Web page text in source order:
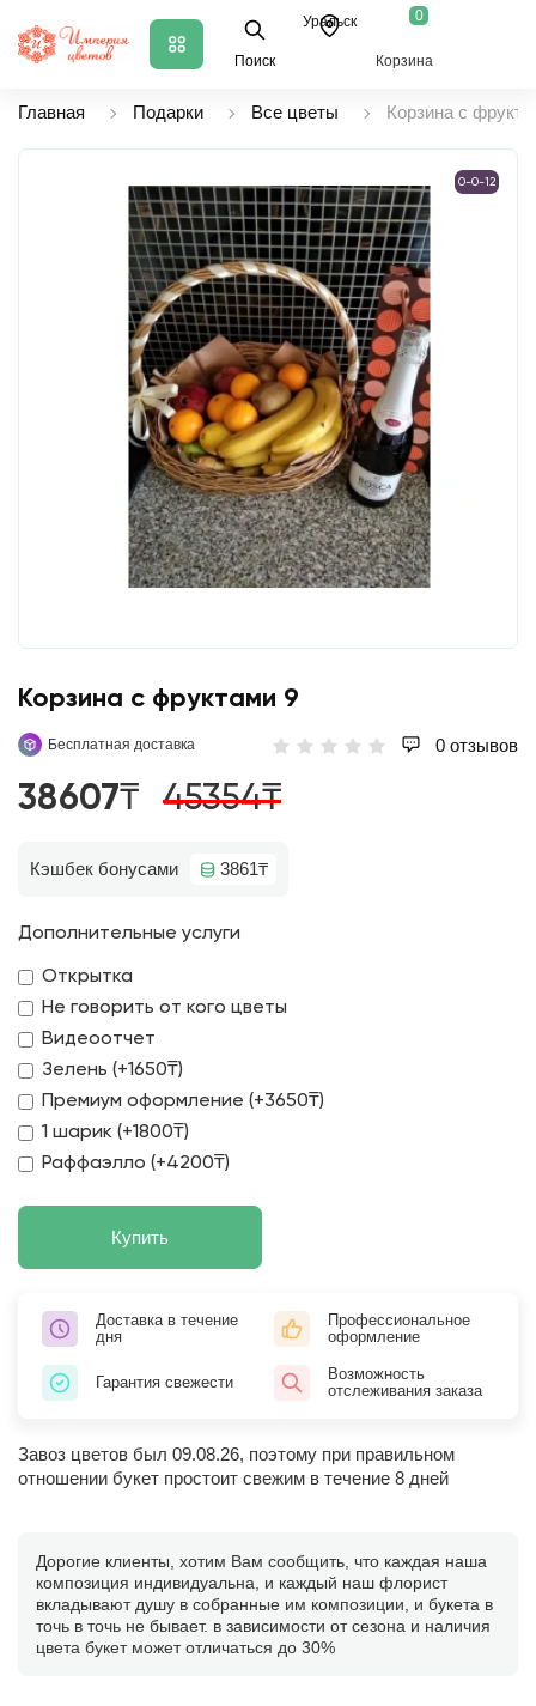
Поиск
Уральск 0
Корзина
Главная Подарки Все цветы Корзина с
0-0-12
Корзина с фруктами 9
Бесплатная доставка 0 отзывов
38607₸ 45354₸
Кэшбек бонусами 3861₸
Дополнительные услуги
Открытка
Не говорить от кого цветы
Видеоотчет
Зелень (+1650₸)
Премиум оформление (+3650₸)
1 шарик (+1800₸)
Раффаэлло (+4200₸)
Купить
Доставка в течение
дня
Профессиональное
оформление
Гарантия свежести
Возможность
отслеживания заказа
Завоз цветов был 09.08.26, поэтому при правильном
отношении букет простоит свежим в течение 8 дней
Дорогие клиенты, хотим Вам сообщить, что каждая наша
композиция индивидуальна, и каждый наш флорист
вкладывают душу в собранные им композиции, и букета в
точь в точь не бывает. в зависимости от сезона и наличия
цвета букет может отличаться до 30%